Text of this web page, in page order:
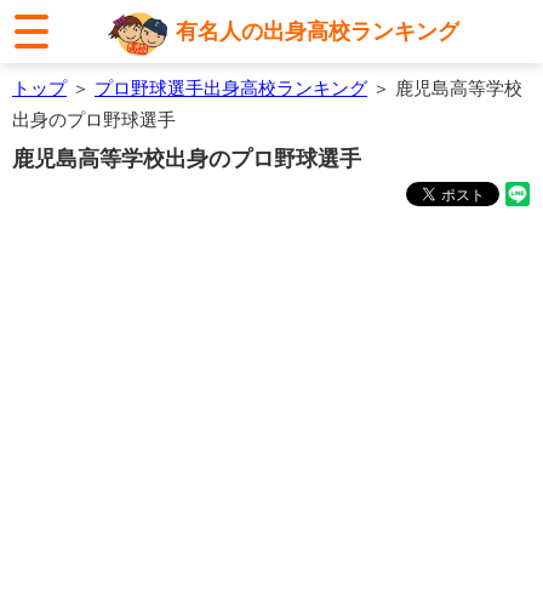
有名人の出身高校ランキング
トップ＞ プロ野球選手出身高校ランキング ＞ 鹿児島高等学校
出身のプロ野球選手
鹿児島高等学校出身のプロ野球選手